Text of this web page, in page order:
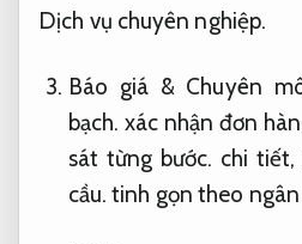
Dịch vụ chuyên nghiệp.
Báo giá & Chuyên
bạch. xác nhận đơn
sát từng bước. chi tiết,
cầu. tinh gọn theo ngân